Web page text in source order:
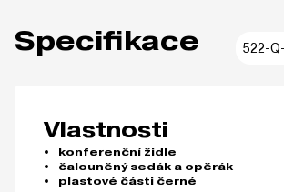
Specifikace 522-
Vlastnosti
konferenční židle
čalouněný sedák a opěrák
plastové části černé